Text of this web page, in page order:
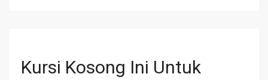
Kursi Kosong Ini Untuk